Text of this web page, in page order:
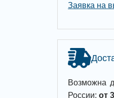
Заявка на
Возможна
России: от